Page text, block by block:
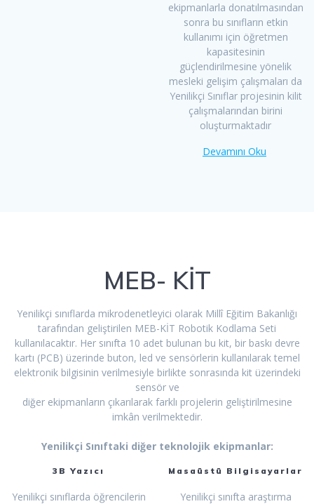
ekipmanlarla donatılmasından
sonra bu sınıfların etkin
kullanımı için öğretmen
kapasitesinin
güçlendirilmesine yönelik
mesleki gelişim çalışmaları da
Yenilikçi Sınıflar projesinin kilit
çalışmalarından birini
oluşturmaktadır
Devamını Oku
MEB- KİT
Yenilikçi sınıflarda mikrodenetleyici olarak Millî Eğitim Bakanlığı
tarafından geliştirilen MEB-KİT Robotik Kodlama Seti
kullanılacaktır. Her sınıfta 10 adet bulunan bu kit, bir baskı devre
kartı (PCB) üzerinde buton, led ve sensörlerin kullanılarak temel
elektronik bilgisinin verilmesiyle birlikte sonrasında kit üzerindeki
sensör ve
diğer ekipmanların çıkarılarak farklı projelerin geliştirilmesine
imkân verilmektedir.
Yenilikçi Sınıftaki diğer teknolojik ekipmanlar:
3B Yazıcı
Yenilikçi sınıflarda öğrencilerin
Masaüstü Bilgisayarlar
Yenilikçi sınıfta araştırma